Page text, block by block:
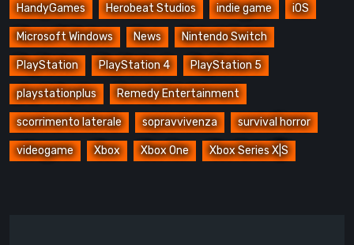
HandyGames Herobeat Studios indie game iOS
Microsoft Windows News Nintendo Switch
PlayStation PlayStation 4 PlayStation 5
playstationplus Remedy Entertainment
scorrimento laterale sopravvivenza survival horror
videogame Xbox Xbox One Xbox Series X|S